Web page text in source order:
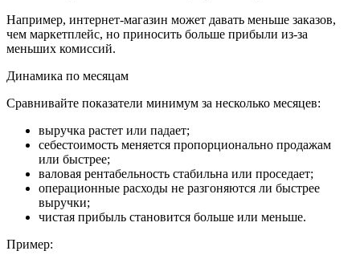
Например, интернет-магазин может давать меньше заказов,
чем маркетплейс, но приносить больше прибыли из-за
меньших комиссий.
Динамика по месяцам
Сравнивайте показатели минимум за несколько месяцев:
выручка растет или падает;
себестоимость меняется пропорционально продажам
или быстрее;
валовая рентабельность стабильна или проседает;
операционные расходы не разгоняются ли быстрее
выручки;
чистая прибыль становится больше или меньше.
Пример: